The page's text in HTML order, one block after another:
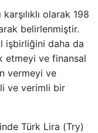
olarak 198
belirlenmiştir.
işbirliğini daha da
etmeyi ve finansal
vermeyi ve
ve verimli bir
Türk Lira (Try)